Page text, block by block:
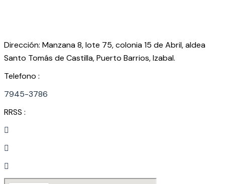
Dirección: Manzana 8, lote 75, colonia 15 de Abril, aldea
Santo Tomás de Castilla, Puerto Barrios, Izabal.
Telefono :
7945-3786
RRSS :